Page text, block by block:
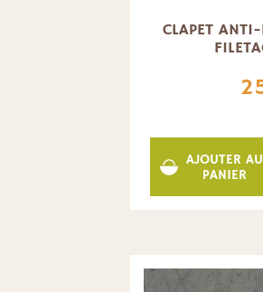
CLAPET
AJOUTER AU
PANIER